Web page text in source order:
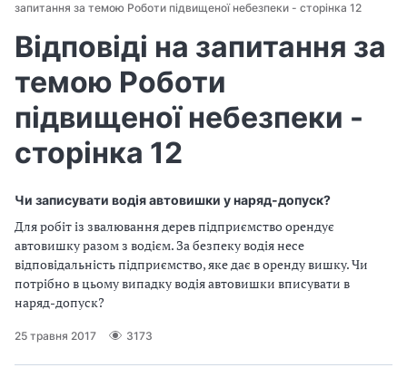
запитання за темою Роботи підвищеної небезпеки - сторінка 12
Відповіді на запитання за
темою Роботи
підвищеної небезпеки -
сторінка 12
Чи записувати водія автовишки у наряд-допуск?
Для робіт із звалювання дерев підприємство орендує
автовишку разом з водієм. За безпеку водія несе
відповідальність підприємство, яке дає в оренду вишку. Чи
потрібно в цьому випадку водія автовишки вписувати в
наряд-допуск?
25 травня 2017 3173
р
н
в
п
р
о
в